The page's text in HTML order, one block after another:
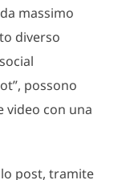
massimo
diverso
possono
video con una
post, tramite